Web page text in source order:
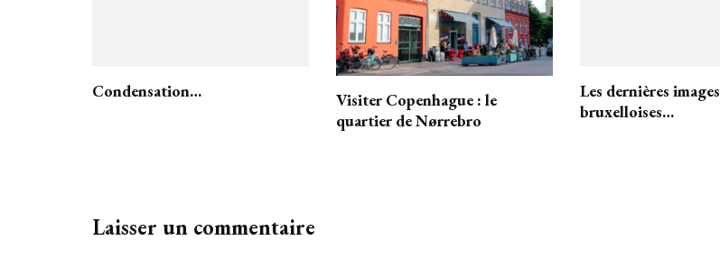
Condensation…
Visiter Copenhague : le
quartier de Nørrebro
Les dernières images
bruxelloises…
Laisser un commentaire